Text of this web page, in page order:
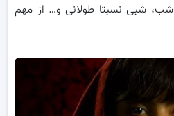
شب، شبی نسبتا طولانی و… از مهم